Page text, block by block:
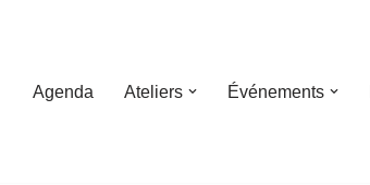
Agenda Ateliers Événements